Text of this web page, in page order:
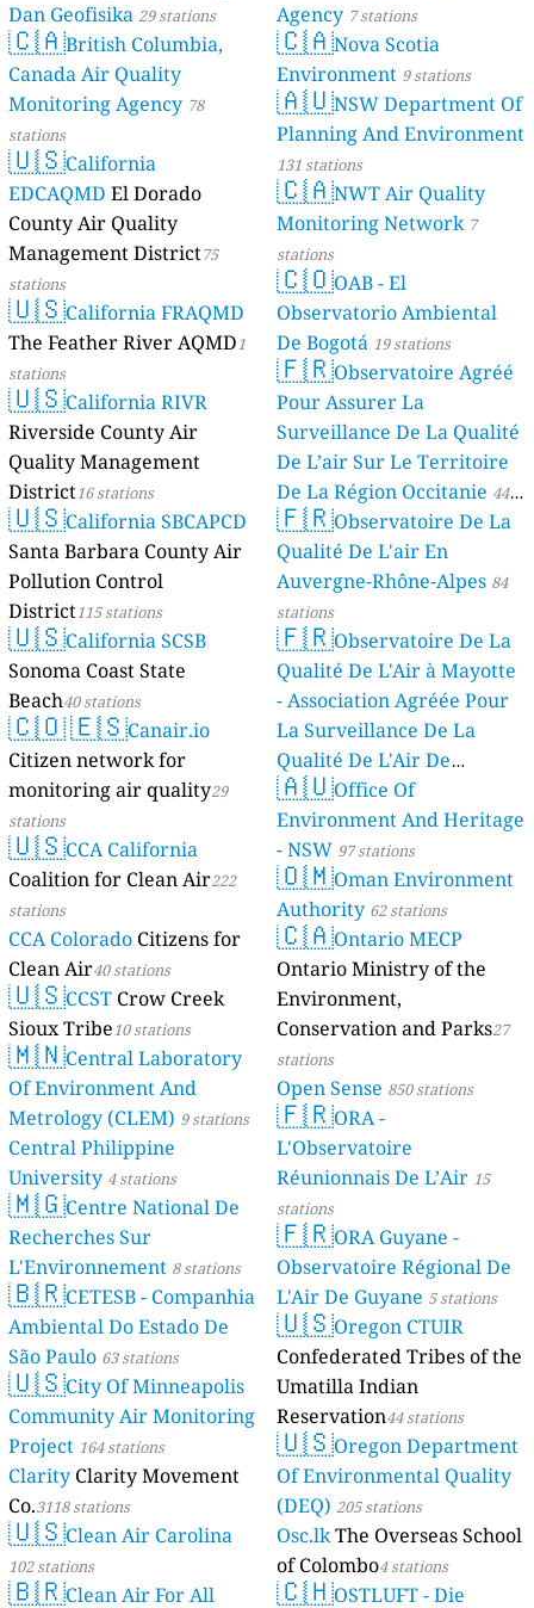
Dan Geofisika 29 stations
🇨🇦British Columbia,
Canada Air Quality
Monitoring Agency 78
stations
🇺🇸California
EDCAQMD El Dorado
County Air Quality
Management District75
stations
🇺🇸California FRAQMD
The Feather River AQMD1
stations
🇺🇸California RIVR
Riverside County Air
Quality Management
District16 stations
🇺🇸California SBCAPCD
Santa Barbara County Air
Pollution Control
District115 stations
🇺🇸California SCSB
Sonoma Coast State
Beach40 stations
🇨🇴🇪🇸Canair.io
Citizen network for
monitoring air quality29
stations
🇺🇸CCA California
Coalition for Clean Air222
stations
CCA Colorado Citizens for
Clean Air40 stations
🇺🇸CCST Crow Creek
Sioux Tribe10 stations
🇲🇳Central Laboratory
Of Environment And
Metrology (CLEM) 9 stations
Central Philippine
University 4 stations
🇲🇬Centre National De
Recherches Sur
L'Environnement 8 stations
🇧🇷CETESB - Companhia
Ambiental Do Estado De
São Paulo 63 stations
🇺🇸City Of Minneapolis
Community Air Monitoring
Project 164 stations
Clarity Clarity Movement
Co.3118 stations
🇺🇸Clean Air Carolina
102 stations
🇧🇷Clean Air For All
Agency 7 stations
🇨🇦Nova Scotia
Environment 9 stations
🇦🇺NSW Department Of
Planning And Environment
131 stations
🇨🇦NWT Air Quality
Monitoring Network 7
stations
🇨🇴OAB - El
Observatorio Ambiental
De Bogotá 19 stations
🇫🇷Observatoire Agréé
Pour Assurer La
Surveillance De La Qualité
De L’air Sur Le Territoire
De La Région Occitanie 44
stations
🇫🇷Observatoire De La
Qualité De L'air En
Auvergne-Rhône-Alpes 84
stations
🇫🇷Observatoire De La
Qualité De L'Air à Mayotte
- Association Agréée Pour
La Surveillance De La
Qualité De L'Air De
Mayotte 4 stations
🇦🇺Office Of
Environment And Heritage
- NSW 97 stations
🇴🇲Oman Environment
Authority 62 stations
🇨🇦Ontario MECP
Ontario Ministry of the
Environment,
Conservation and Parks27
stations
Open Sense 850 stations
🇫🇷ORA -
L'Observatoire
Réunionnais De L’Air 15
stations
🇫🇷ORA Guyane -
Observatoire Régional De
L'Air De Guyane 5 stations
🇺🇸Oregon CTUIR
Confederated Tribes of the
Umatilla Indian
Reservation44 stations
🇺🇸Oregon Department
Of Environmental Quality
(DEQ) 205 stations
Osc.lkThe Overseas School
of Colombo4 stations
🇨🇭OSTLUFT - Die